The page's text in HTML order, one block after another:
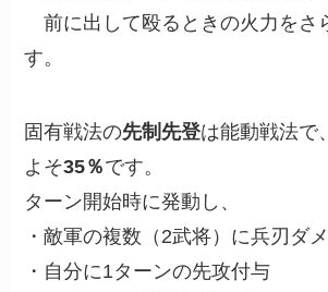
前に出して殴るときの火力をさ
す。
固有戦法の先制先登は能動戦法で
よそ35％です。
ターン開始時に発動し、
・敵軍の複数（2武将）に兵刃ダ
・自分に1ターンの先攻付与